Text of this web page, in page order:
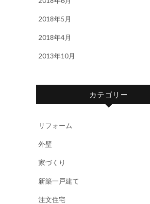
2018年5月
2018年4月
2013年10月
カテゴリー
リフォーム
外壁
家づくり
新築一戸建て
注文住宅